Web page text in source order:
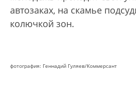
автозаках, на скамье
колючкой зон.
фотография: Геннадий Гуляев/Коммерсант